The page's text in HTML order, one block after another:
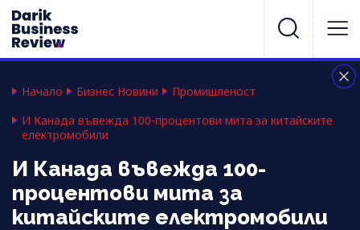
Начало Бизнес Новини
Промишленост
И Канада въвежда 100-процентови мита за китайските
електромобили
И Канада въвежда 100-
процентови мита за
китайските електромобили